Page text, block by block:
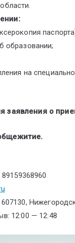
образовании;
на
заявления о
12:00 — 12:48